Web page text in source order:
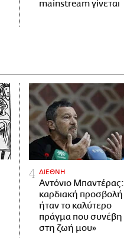
mainstream γίνεται
ΔΙΕΘΝΗ
Αντόνιο
καρδιακή προσβολή
ήταν το καλύτερο
πράγμα που συνέβη
στη ζωή μου»